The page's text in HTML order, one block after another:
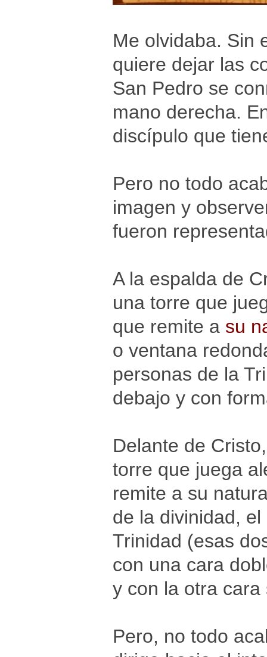
Me olvidaba. Sin
quiere dejar las
San Pedro se
mano derecha.
discípulo que
Pero no todo
imagen y
fueron
A la espalda de
una torre que
que remite a su
o ventana
personas de la
debajo y con
Delante de
torre que juega
remite a su
de la divinidad,
Trinidad (esas
con una cara
y con la otra
Pero, no todo